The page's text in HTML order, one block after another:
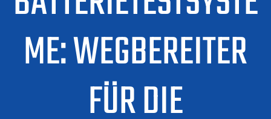
ME: WEGBEREITER
FÜR DIE